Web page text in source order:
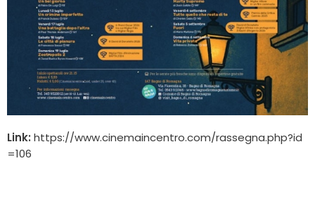
Link: https://www.cinemaincentro.com/rassegna.php?id
=106